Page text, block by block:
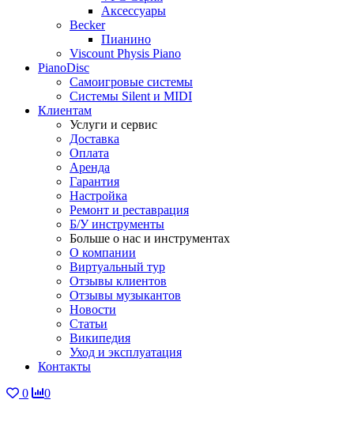
Аксессуары
Becker
Пианино
Viscount Physis Piano
PianoDisc
Самоигровые системы
Системы Silent и MIDI
Клиентам
Услуги и сервис
Доставка
Оплата
Аренда
Гарантия
Настройка
Ремонт и реставрация
Б/У инструменты
Больше о нас и инструментах
О компании
Виртуальный тур
Отзывы клиентов
Отзывы музыкантов
Новости
Статьи
Википедия
Уход и эксплуатация
Контакты
0
0